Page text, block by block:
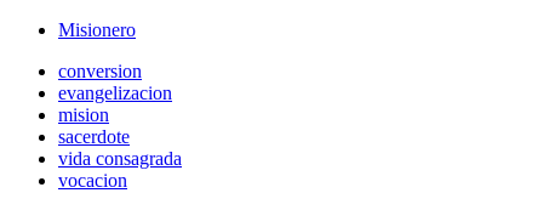
Misionero
conversion
evangelizacion
mision
sacerdote
vida consagrada
vocacion